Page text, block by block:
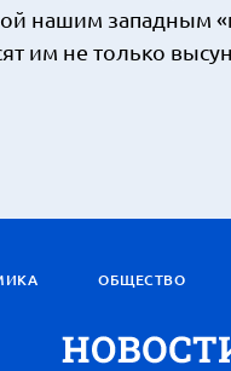
нашим западным
им не только
ОБЩЕСТВО